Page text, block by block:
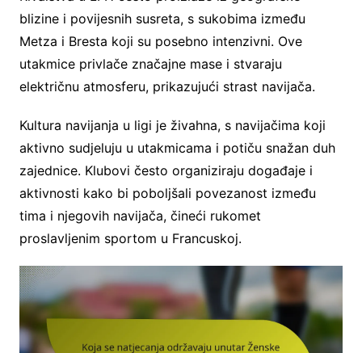
blizine i povijesnih susreta, s sukobima između
Metza i Bresta koji su posebno intenzivni. Ove
utakmice privlače značajne mase i stvaraju
električnu atmosferu, prikazujući strast navijača.
Kultura navijanja u ligi je živahna, s navijačima koji
aktivno sudjeluju u utakmicama i potiču snažan duh
zajednice. Klubovi često organiziraju događaje i
aktivnosti kako bi poboljšali povezanost između
tima i njegovih navijača, čineći rukomet
proslavljenim sportom u Francuskoj.